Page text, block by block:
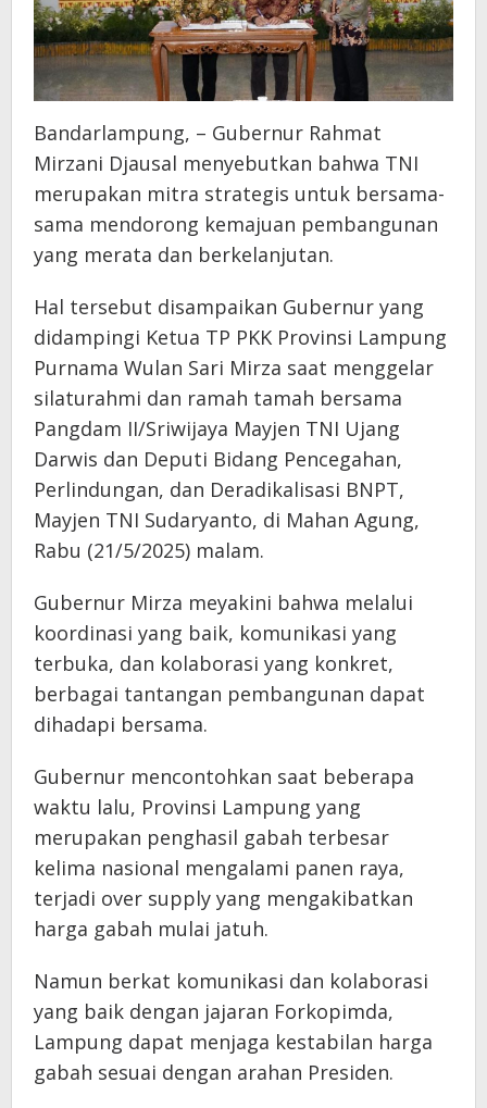
Bandarlampung, – Gubernur Rahmat
Mirzani Djausal menyebutkan bahwa TNI
merupakan mitra strategis untuk bersama-
sama mendorong kemajuan pembangunan
yang merata dan berkelanjutan.
Hal tersebut disampaikan Gubernur yang
didampingi Ketua TP PKK Provinsi Lampung
Purnama Wulan Sari Mirza saat menggelar
silaturahmi dan ramah tamah bersama
Pangdam II/Sriwijaya Mayjen TNI Ujang
Darwis dan Deputi Bidang Pencegahan,
Perlindungan, dan Deradikalisasi BNPT,
Mayjen TNI Sudaryanto, di Mahan Agung,
Rabu (21/5/2025) malam.
Gubernur Mirza meyakini bahwa melalui
koordinasi yang baik, komunikasi yang
terbuka, dan kolaborasi yang konkret,
berbagai tantangan pembangunan dapat
dihadapi bersama.
Gubernur mencontohkan saat beberapa
waktu lalu, Provinsi Lampung yang
merupakan penghasil gabah terbesar
kelima nasional mengalami panen raya,
terjadi over supply yang mengakibatkan
harga gabah mulai jatuh.
Namun berkat komunikasi dan kolaborasi
yang baik dengan jajaran Forkopimda,
Lampung dapat menjaga kestabilan harga
gabah sesuai dengan arahan Presiden.